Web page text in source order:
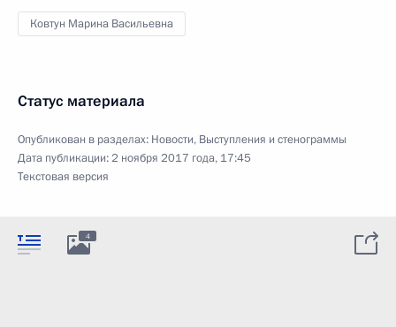
Ковтун Марина Васильевна
Статус материала
Опубликован в разделах: Новости, Выступления и стенограммы
Дата публикации:2 ноября 2017 года, 17:45
Текстовая версия
4